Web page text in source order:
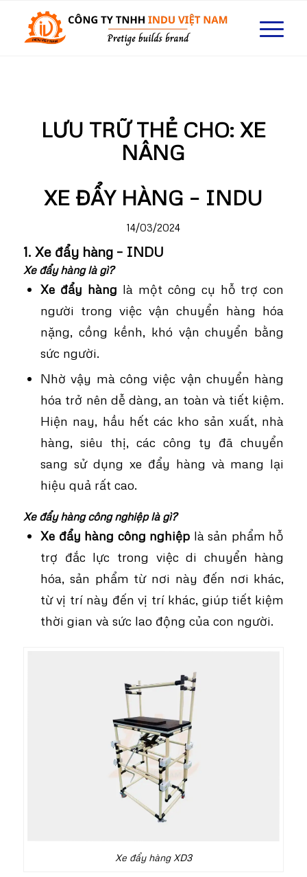
LƯU TRỮ THẺ CHO: XE
NÂNG
XE ĐẨY HÀNG – INDU
14/03/2024
1. Xe đẩy hàng – INDU
Xe đẩy hàng là gì?
Xe đẩy hàng là một công cụ hỗ trợ con
người trong việc vận chuyển hàng hóa
nặng, cồng kềnh, khó vận chuyển bằng
sức người.
Nhờ vậy mà công việc vận chuyển hàng
hóa trở nên dễ dàng, an toàn và tiết kiệm.
Hiện nay, hầu hết các kho sản xuất, nhà
hàng, siêu thị, các công ty đã chuyển
sang sử dụng xe đẩy hàng và mang lại
hiệu quả rất cao.
Xe đẩy hàng công nghiệp là gì?
Xe đẩy hàng công nghiệp là sản phẩm hỗ
trợ đắc lực trong việc di chuyển hàng
hóa, sản phẩm từ nơi này đến nơi khác,
từ vị trí này đến vị trí khác, giúp tiết kiệm
thời gian và sức lao động của con người.
Xe đẩy hàng XD3